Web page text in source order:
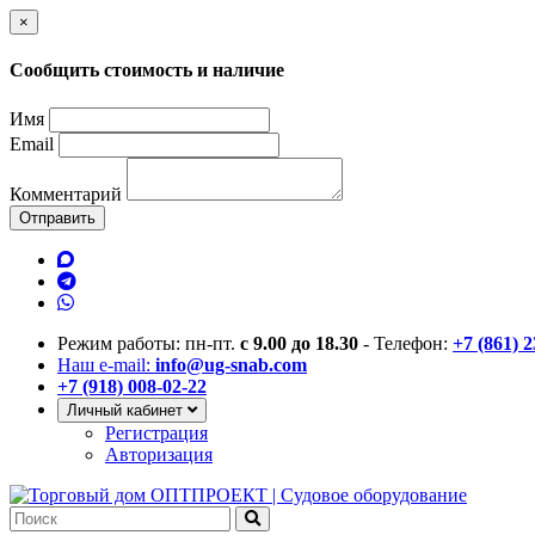
×
Сообщить стоимость и наличие
Имя
Email
Комментарий
Отправить
Режим работы: пн-пт. с 9.00 до 18.30 - Телефон: +7 (861)
Наш e-mail: info@ug-snab.com
+7 (918) 008-02-22
Личный кабинет
Регистрация
Авторизация